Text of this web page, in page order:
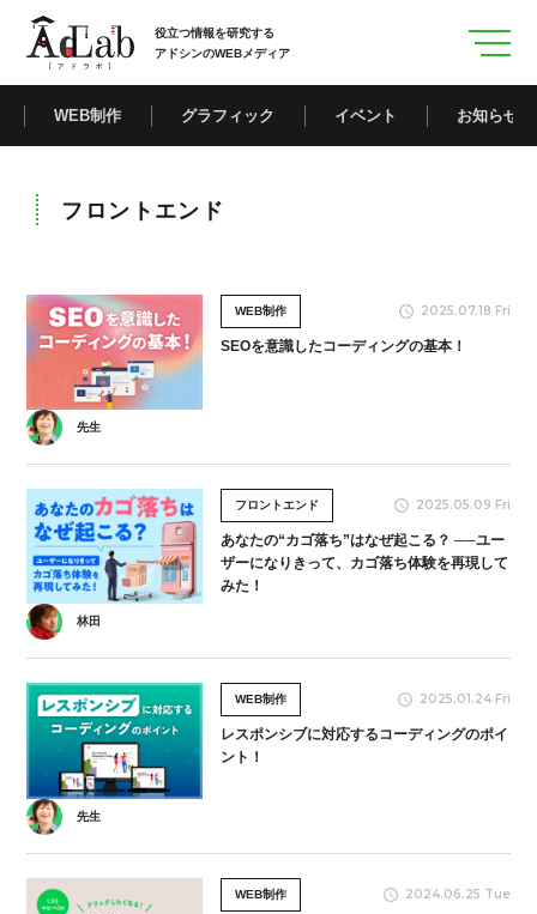
役立つ情報を研究する
アドシンのWEBメディア
WEB制作 グラフィック イベント お知らせ
フロントエンド
WEB制作 2025.07.18 Fri
SEOを意識したコーディングの基本！
先生
フロントエンド 2025.05.09 Fri
あなたの“カゴ落ち”はなぜ起こる？ ──ユー
ザーになりきって、カゴ落ち体験を再現して
みた！
林田
WEB制作 2025.01.24 Fri
レスポンシブに対応するコーディングのポイ
ント！
先生
WEB制作 2024.06.25 Tue